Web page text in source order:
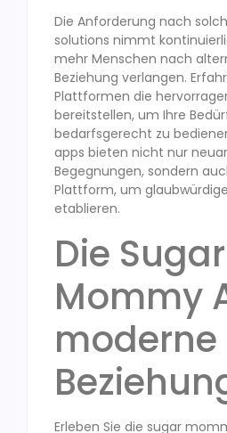
Die Anforderung nach
solutions nimmt
mehr Menschen nach
Beziehung verlangen.
Plattformen die
bereitstellen, um Ihre
bedarfsgerecht zu
apps bieten nicht nur
Begegnungen, sondern
Plattform, um
etablieren.
Die Sugar
Mommy
moderne
Erleben Sie die sugar